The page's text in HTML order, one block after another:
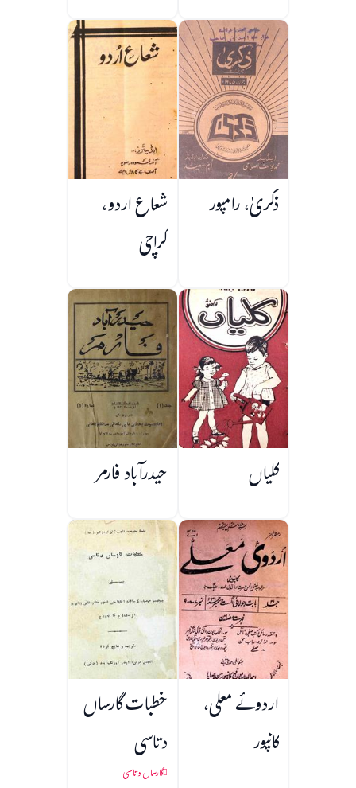
ذکریٰ، رامپور شعاع اردو،
کراچی
کلیاں حیدرآباد فارمر
اردوئے معلی،
کانپور
خطبات گارساں
دتاسی
گارساں دتاسی